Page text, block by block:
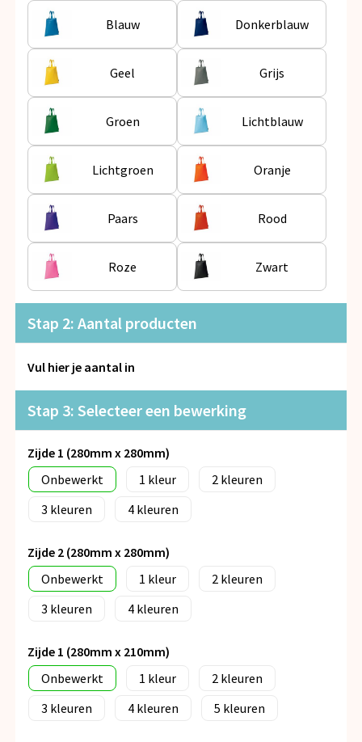
Snoepgoed
Spellen voor binnen en buiten
Veiligheid, Auto en Fiets
Vrije tijd en Strand
Anti-stress
Blauw Donkerblauw
Geel Grijs
Groen Lichtblauw
Lichtgroen Oranje
Paars Rood
Roze Zwart
Stap 2: Aantal producten
Vul hier je aantal in
Stap 3: Selecteer een bewerking
Zijde 1 (280mm x 280mm)
Onbewerkt
1
2
3
4
Zijde 2 (280mm x 280mm)
Onbewerkt
1
2
3
4
Zijde 1 (280mm x 210mm)
Onbewerkt
1
2
3
4 5